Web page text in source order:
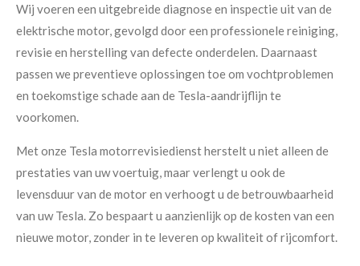
Wij voeren een uitgebreide diagnose en inspectie uit van de
elektrische motor, gevolgd door een professionele reiniging,
revisie en herstelling van defecte onderdelen. Daarnaast
passen we preventieve oplossingen toe om vochtproblemen
en toekomstige schade aan de Tesla-aandrijflijn te
voorkomen.
Met onze Tesla motorrevisiedienst herstelt u niet alleen de
prestaties van uw voertuig, maar verlengt u ook de
levensduur van de motor en verhoogt u de betrouwbaarheid
van uw Tesla. Zo bespaart u aanzienlijk op de kosten van een
nieuwe motor, zonder in te leveren op kwaliteit of rijcomfort.